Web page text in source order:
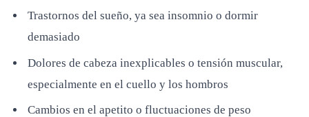
Trastornos del sueño, ya sea insomnio o dormir
demasiado
Dolores de cabeza inexplicables o tensión muscular,
especialmente en el cuello y los hombros
Cambios en el apetito o fluctuaciones de peso